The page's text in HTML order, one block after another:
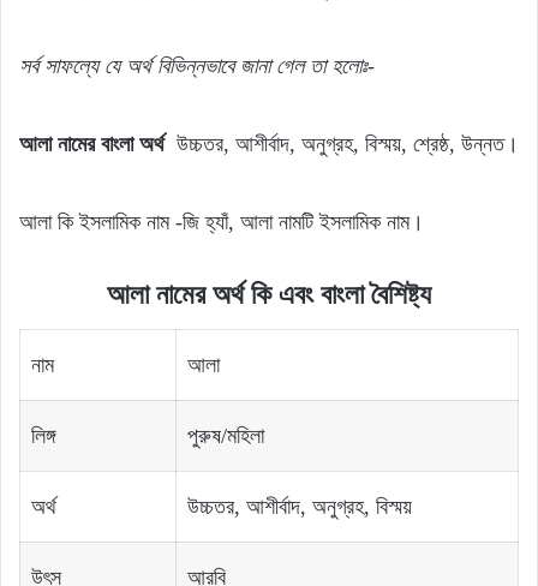
সর্ব সাফল্যেযে অর্থবিভিন্নভাবে জানা গেলতা হলোঃ-
আলা নামের বাংলা অর্থউচ্চতর, আশীর্বাদ, অনুগ্রহ, বিস্ময়, শ্রেষ্ঠ, উন্নত।
আলা কি ইসলামিক নাম -জি হ্যাঁ, আলা নামটি ইসলামিক নাম।
আলা নামের অর্থ কি এবং বাংলা বৈশিষ্ট্য
নাম আলা
লিঙ্গ পুরুষ/মহিলা
অর্থ উচ্চতর, আশীর্বাদ, অনুগ্রহ, বিস্ময়
উৎস আরবি